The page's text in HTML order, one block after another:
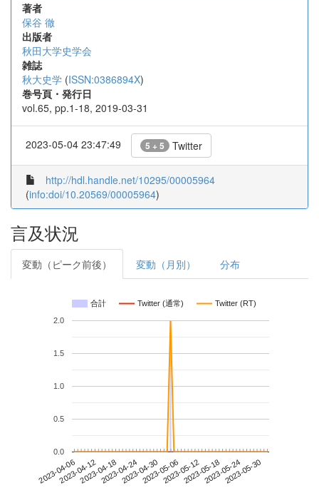
著者
保谷 徹
出版者
秋田大学史学会
雑誌
秋大史学 (ISSN:0386894X)
巻号頁・発行日
vol.65, pp.1-18, 2019-03-31
2023-05-04 23:47:49 5 + 5 Twitter
http://hdl.handle.net/10295/00005964
(info:doi/10.20569/00005964)
言及状況
変動（ピーク前後） 変動（月別） 分布
合計 Twitter (通常) Twitter (RT)
2023-04-062023-04-122023-04-182023-04-242023-04-302023-05-062023-05-122023-05-182023-05-242023-05-30
0.0
0.5
1.0
1.5
2.0